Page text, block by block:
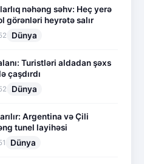
nəhəng səhv: Heç yerə
görənləri heyrətə salır
Dünya
Turistləri aldadan şəxs
çaşdırdı
Dünya
Argentina və Çili
tunel layihəsi
Dünya